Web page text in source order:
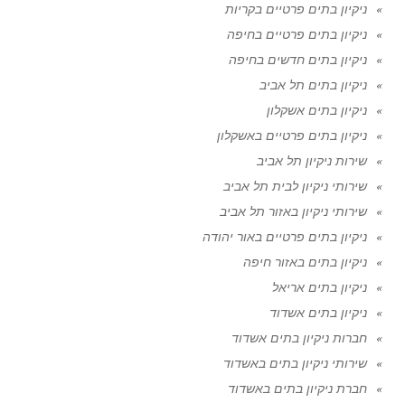
ניקיון בתים פרטיים בקריות
ניקיון בתים פרטיים בחיפה
ניקיון בתים חדשים בחיפה
ניקיון בתים תל אביב
ניקיון בתים אשקלון
ניקיון בתים פרטיים באשקלון
שירות ניקיון תל אביב
שירותי ניקיון לבית תל אביב
שירותי ניקיון באזור תל אביב
ניקיון בתים פרטיים באור יהודה
ניקיון בתים באזור חיפה
ניקיון בתים אריאל
ניקיון בתים אשדוד
חברות ניקיון בתים אשדוד
שירותי ניקיון בתים באשדוד
חברת ניקיון בתים באשדוד